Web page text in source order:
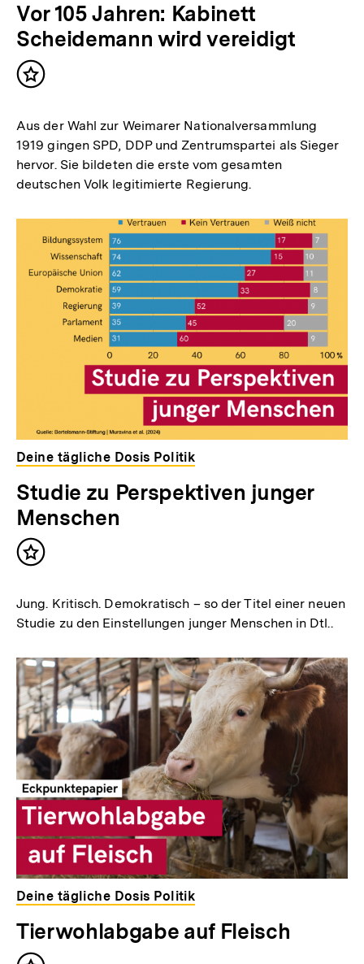
Vor 105 Jahren: Kabinett
Scheidemann wird vereidigt
Inhalt
Aus der Wahl zur Weimarer Nationalversammlung
1919 gingen SPD, DDP und Zentrumspartei als Sieger
hervor. Sie bildeten die erste vom gesamten
deutschen Volk legitimierte Regierung.
Deine tägliche Dosis Politik
Studie zu Perspektiven junger
Menschen
Inhalt
Jung. Kritisch. Demokratisch – so der Titel einer neuen
Studie zu den Einstellungen junger Menschen in Dtl..
Deine tägliche Dosis Politik
Tierwohlabgabe auf Fleisch